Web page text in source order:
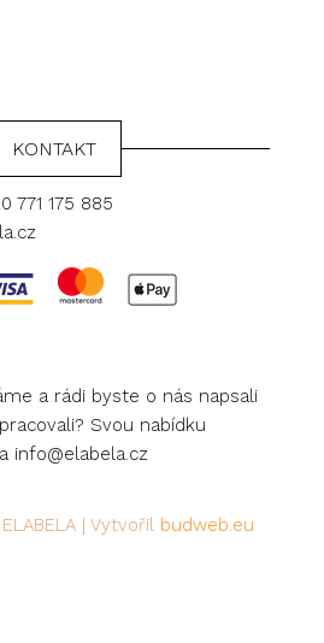
KONTAKT
771 175 885
a rádi byste o nás napsali
Svou nabídku
info@elabela.cz
| Vytvořil budweb.eu